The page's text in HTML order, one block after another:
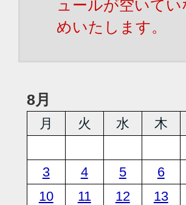
ュールが空いて
めいたします。
8月
月 火 水 木
3
4 5 6
10
11 12 13